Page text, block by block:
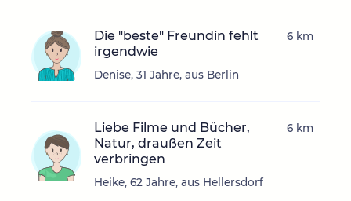
Die "beste" Freundin fehlt
irgendwie
Denise, 31 Jahre, aus Berlin
6 km
Liebe Filme und Bücher,
Natur, draußen Zeit
verbringen
Heike, 62 Jahre, aus Hellersdorf
6 km